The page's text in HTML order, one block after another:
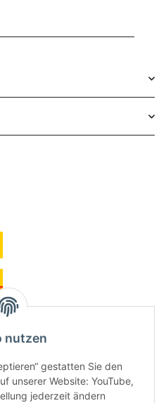
wir ein Ladengeschäft in Hütten:
nutzen
gestatten Sie den
unserer Website: YouTube,
jederzeit ändern